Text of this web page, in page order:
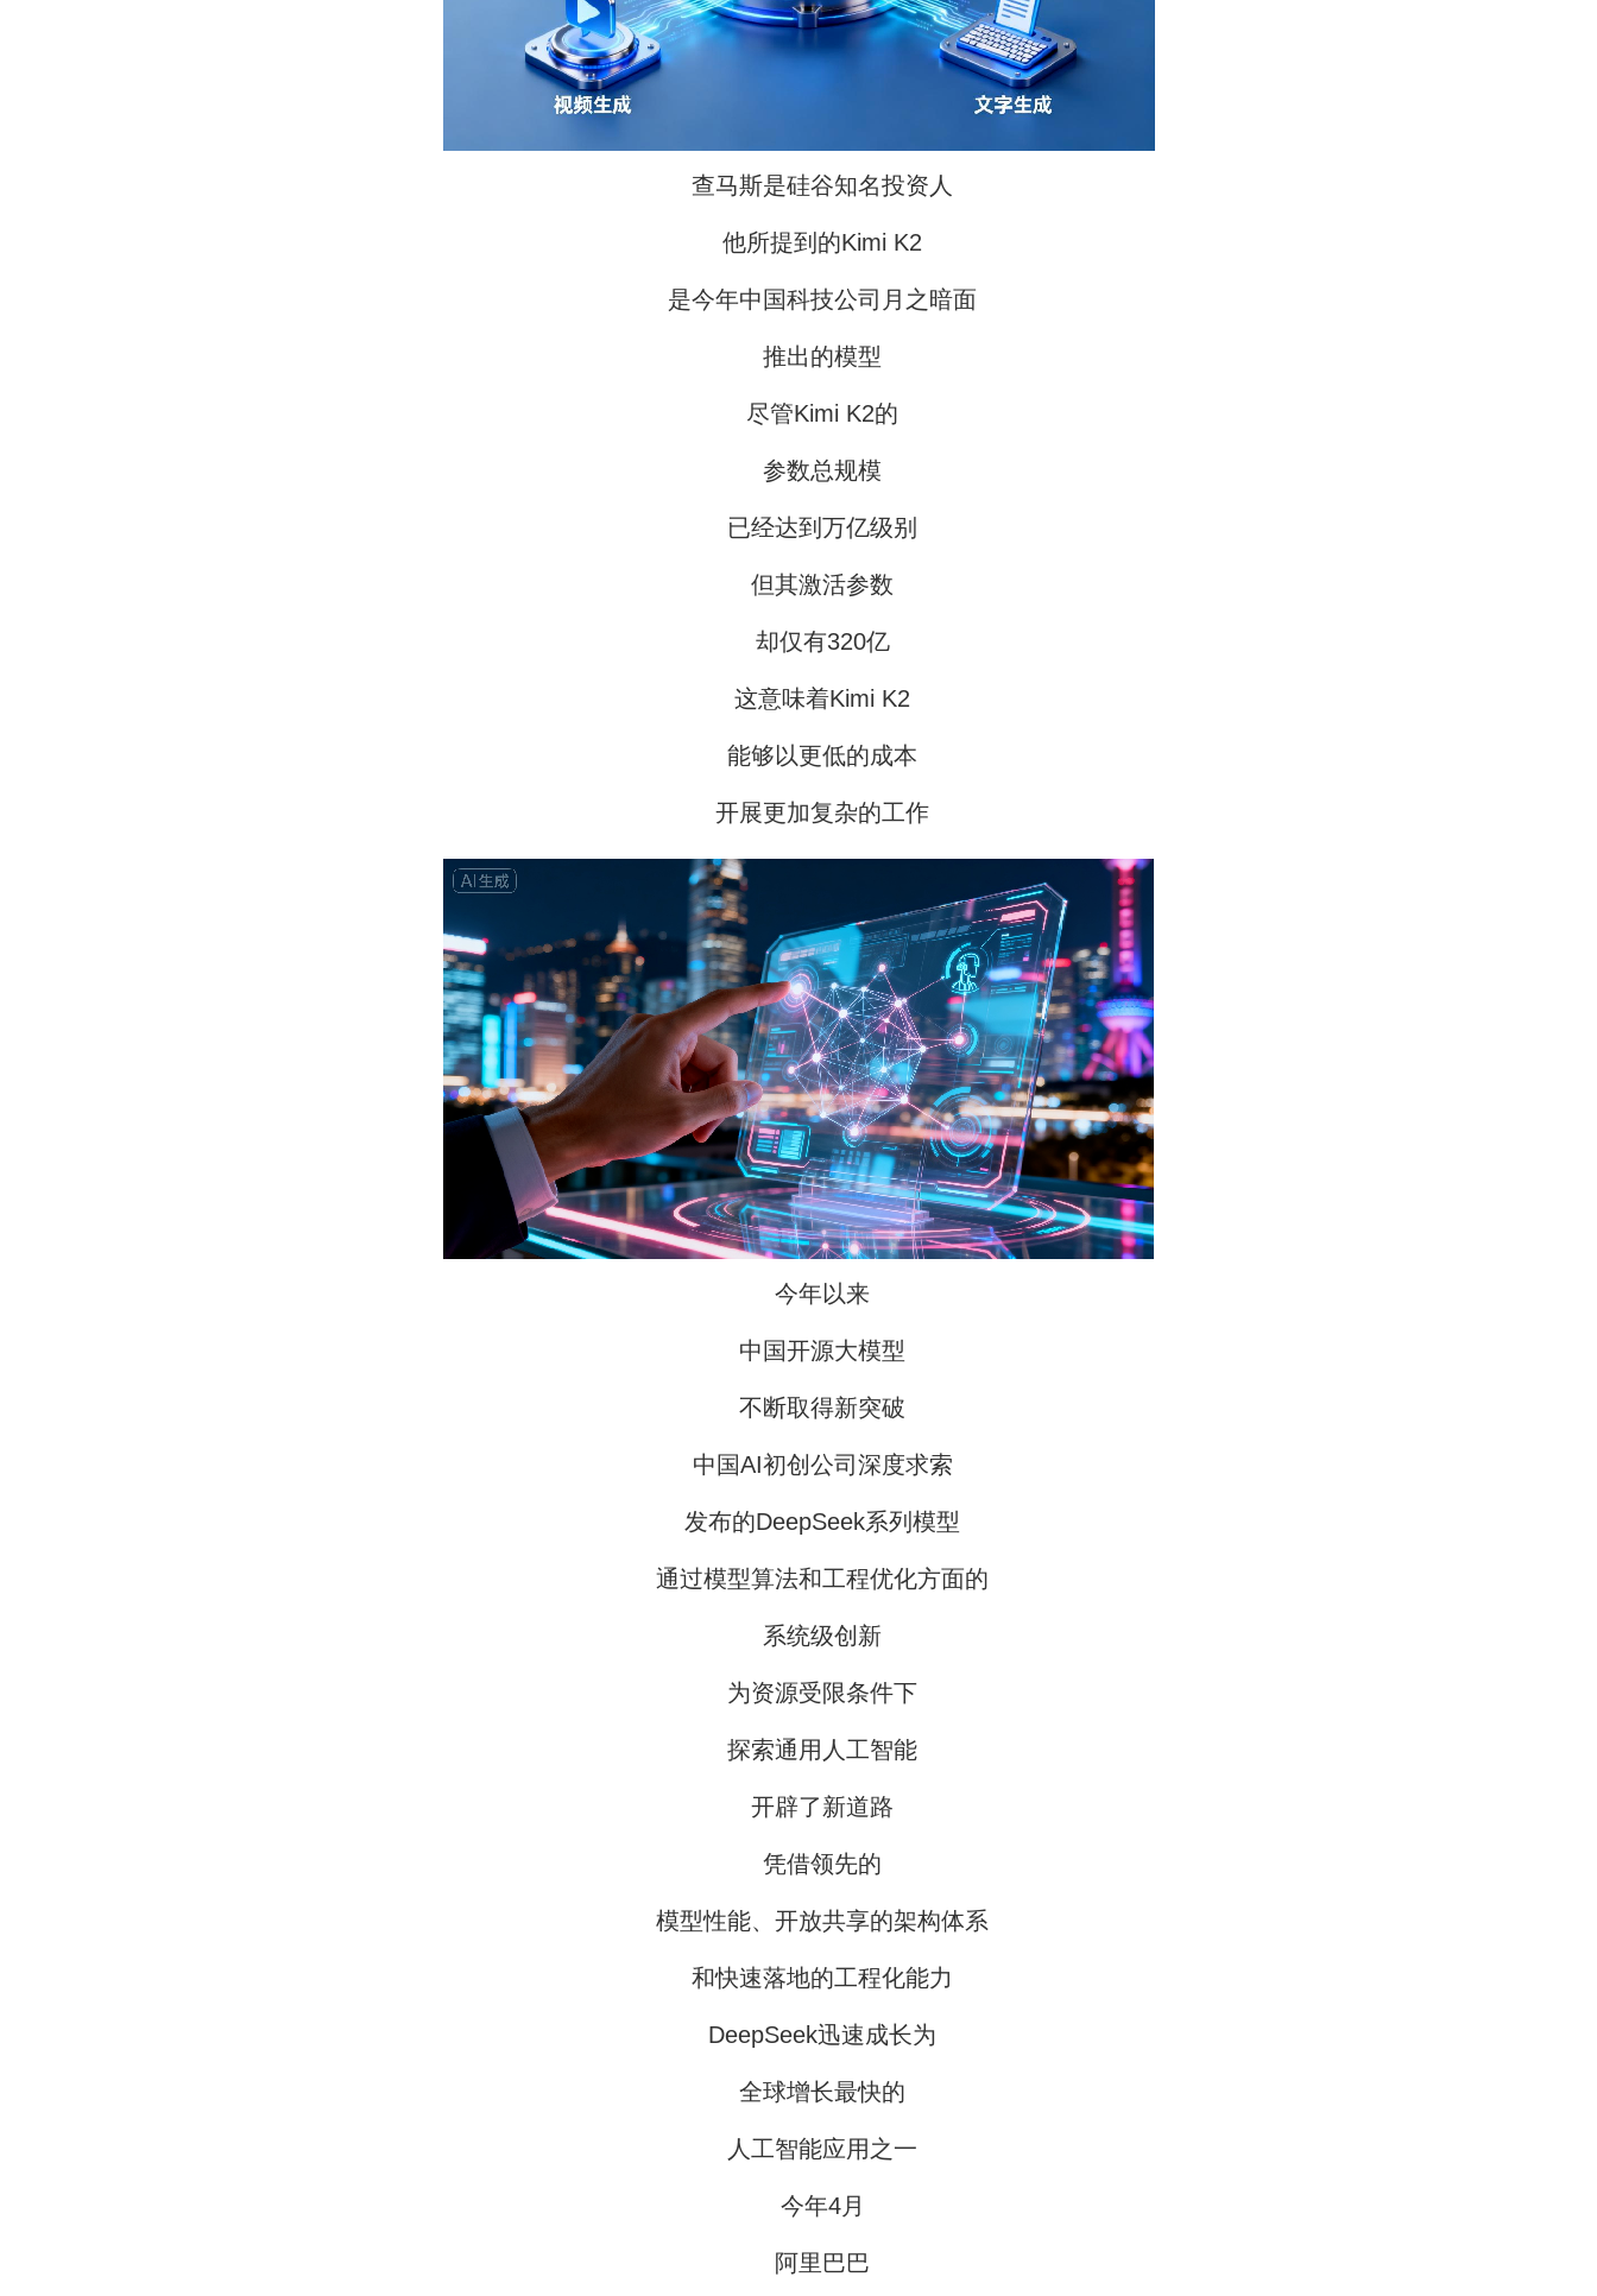
查马斯是硅谷知名投资人
他所提到的Kimi K2
是今年中国科技公司月之暗面
推出的模型
尽管Kimi K2的
参数总规模
已经达到万亿级别
但其激活参数
却仅有320亿
这意味着Kimi K2
能够以更低的成本
开展更加复杂的工作
今年以来
中国开源大模型
不断取得新突破
中国AI初创公司深度求索
发布的DeepSeek系列模型
通过模型算法和工程优化方面的
系统级创新
为资源受限条件下
探索通用人工智能
开辟了新道路
凭借领先的
模型性能、开放共享的架构体系
和快速落地的工程化能力
DeepSeek迅速成长为
全球增长最快的
人工智能应用之一
今年4月
阿里巴巴